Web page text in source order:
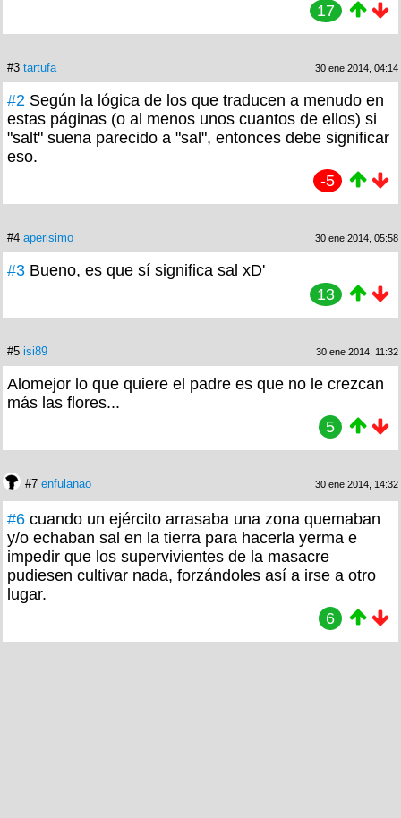
17
#3 tartufa 30 ene 2014, 04:14
#2 Según la lógica de los que traducen a menudo en
estas páginas (o al menos unos cuantos de ellos) si
"salt" suena parecido a "sal", entonces debe significar
eso.
-5
#4 aperisimo 30 ene 2014, 05:58
#3 Bueno, es que sí significa sal xD'
13
#5 isi89 30 ene 2014, 11:32
Alomejor lo que quiere el padre es que no le crezcan
más las flores...
5
#7 enfulanao 30 ene 2014, 14:32
#6 cuando un ejército arrasaba una zona quemaban
y/o echaban sal en la tierra para hacerla yerma e
impedir que los supervivientes de la masacre
pudiesen cultivar nada, forzándoles así a irse a otro
lugar.
6